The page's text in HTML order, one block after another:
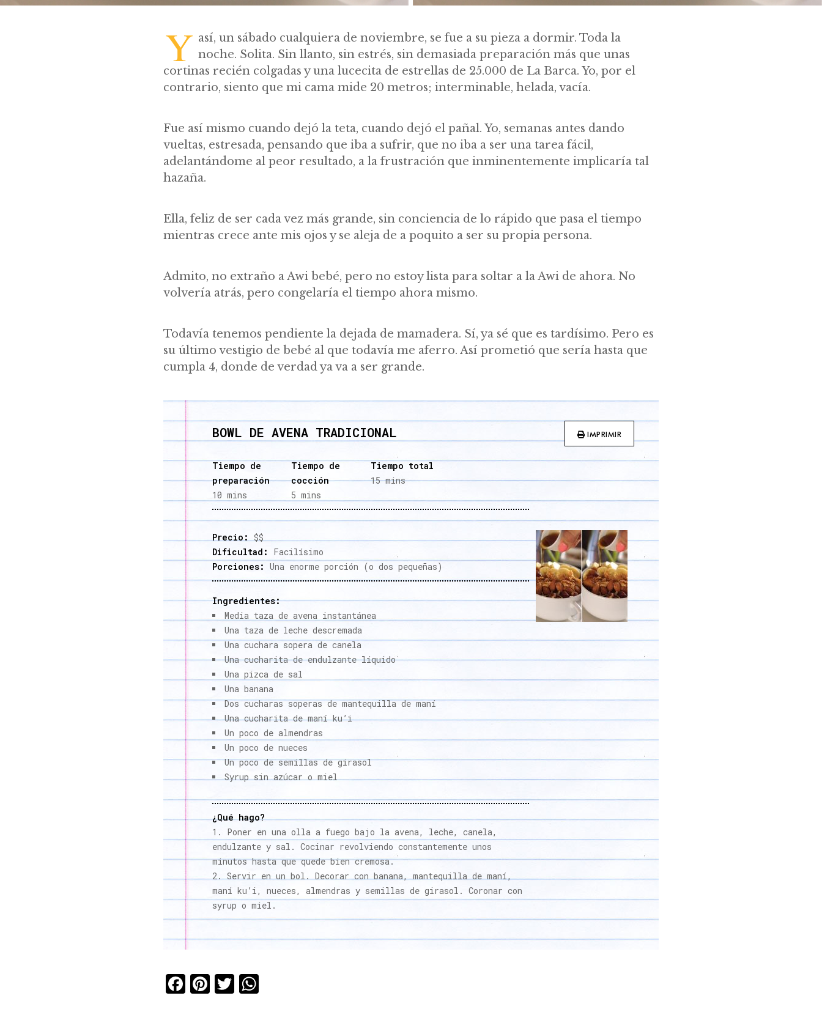
Y así, un sábado cualquiera de noviembre, se fue a su pieza a dormir. Toda la
noche. Solita. Sin llanto, sin estrés, sin demasiada preparación más que unas
cortinas recién colgadas y una lucecita de estrellas de 25.000 de La Barca. Yo, por el
contrario, siento que mi cama mide 20 metros; interminable, helada, vacía.
Fue así mismo cuando dejó la teta, cuando dejó el pañal. Yo, semanas antes dando
vueltas, estresada, pensando que iba a sufrir, que no iba a ser una tarea fácil,
adelantándome al peor resultado, a la frustración que inminentemente implicaría tal
hazaña.
Ella, feliz de ser cada vez más grande, sin conciencia de lo rápido que pasa el tiempo
mientras crece ante mis ojos y se aleja de a poquito a ser su propia persona.
Admito, no extraño a Awi bebé, pero no estoy lista para soltar a la Awi de ahora. No
volvería atrás, pero congelaría el tiempo ahora mismo.
Todavía tenemos pendiente la dejada de mamadera. Sí, ya sé que es tardísimo. Pero es
su último vestigio de bebé al que todavía me aferro. Así prometió que sería hasta que
cumpla 4, donde de verdad ya va a ser grande.
BOWL DE AVENA TRADICIONAL IMPRIMIR
Tiempo de
preparación
10 mins
Tiempo de
cocción
5 mins
Tiempo total
15 mins
Precio:$$
Dificultad:
Facilísimo
Porciones: Una enorme porción (o dos pequeñas)
Ingredientes:
Media taza de avena instantánea
Una taza de leche descremada
Una cuchara sopera de canela
Una cucharita de endulzante líquido
Una pizca de sal
Una banana
Dos cucharas soperas de mantequilla de maní
Una cucharita de maní ku’i
Un poco de almendras
Un poco de nueces
Un poco de semillas de girasol
Syrup sin azúcar o miel
¿Qué hago?
Poner en una olla a fuego bajo la avena, leche, canela,
endulzante y sal. Cocinar revolviendo constantemente unos
minutos hasta que quede bien cremosa.
Servir en un bol. Decorar con banana, mantequilla de maní,
maní ku’i, nueces, almendras y semillas de girasol. Coronar con
syrup o miel.
Facebook
Pinterest
Twitter